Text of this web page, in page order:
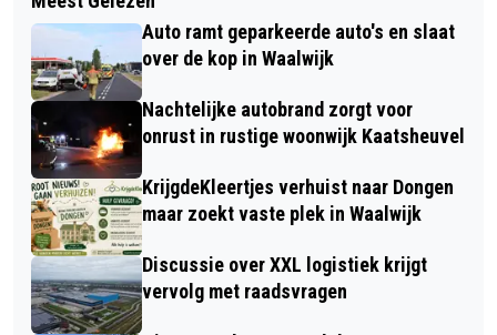
LANDELIJKE OPEN KERKENDAG OP 9
JUNI
FIETSSTER GEWOND BIJ AANRIJDING
OP ROTONDE IN SPRANG-CAPELLE
Auto ramt geparkeerde auto's en slaat
over de kop in Waalwijk
Nachtelijke autobrand zorgt voor
onrust in rustige woonwijk Kaatsheuvel
KrijgdeKleertjes verhuist naar Dongen
maar zoekt vaste plek in Waalwijk
Discussie over XXL logistiek krijgt
vervolg met raadsvragen